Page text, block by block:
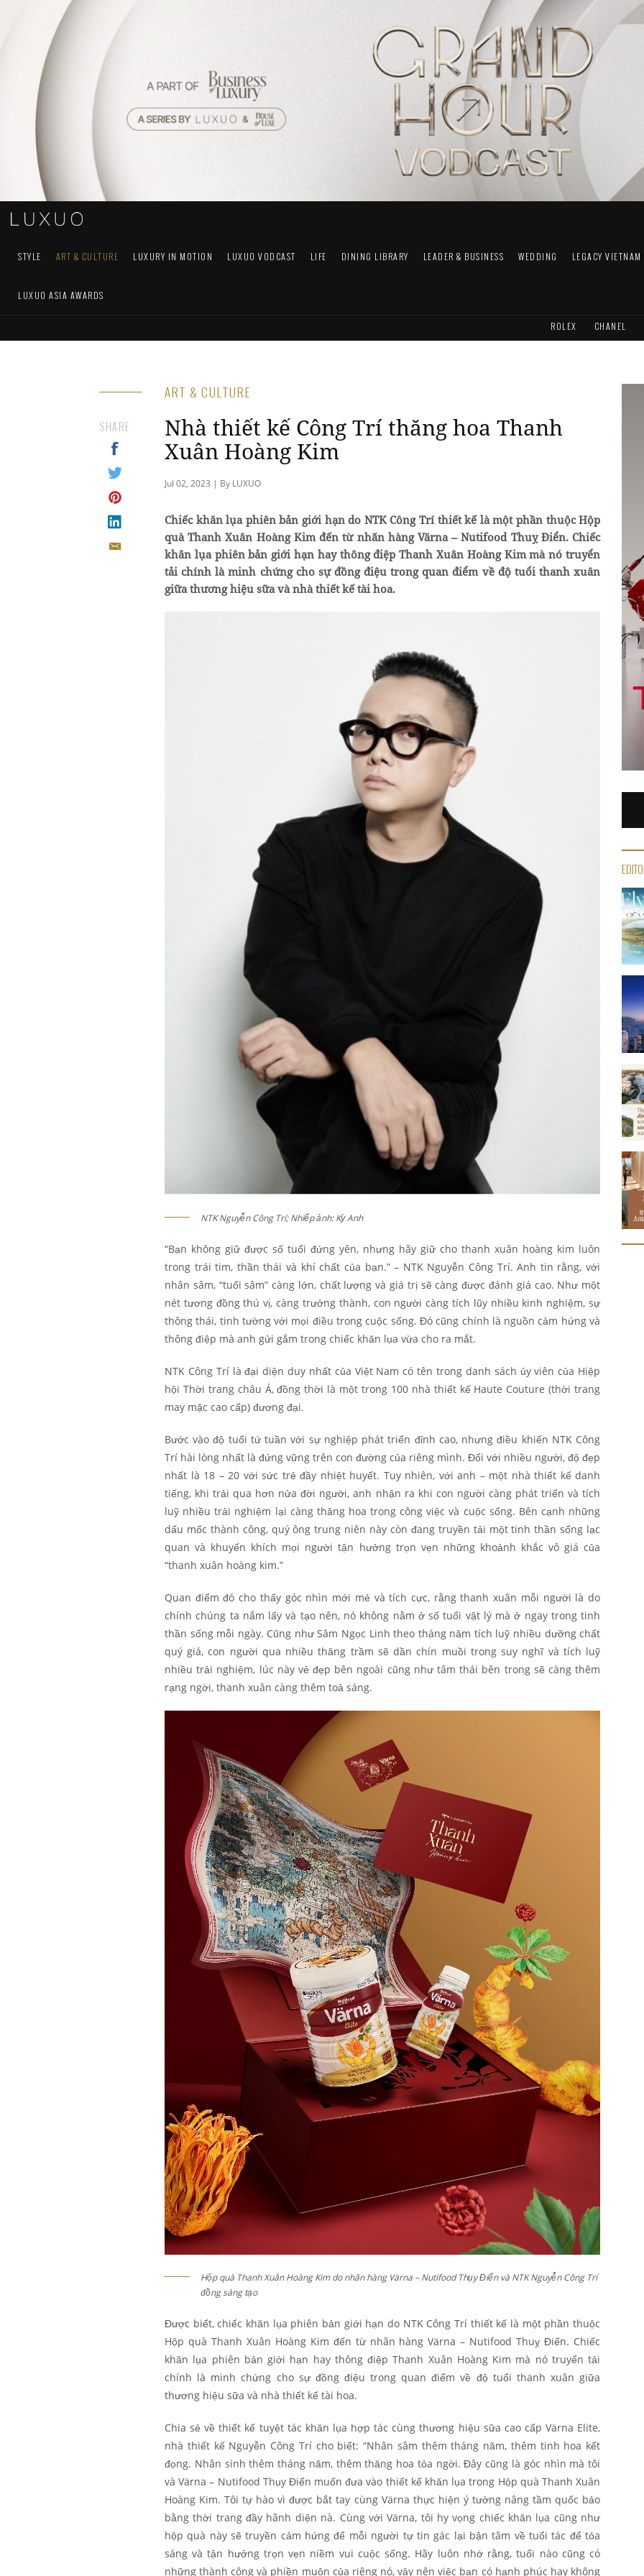
STYLE ART & CULTURE LUXURY IN MOTION LUXUO VODCAST LIFE DINING LIBRARY LEADER & BUSINESS WEDDING LEGACY VIETNAM
LUXUO ASIA AWARDS
ROLEX CHANEL
ART & CULTURE
Nhà thiết kế Công Trí thăng hoa Thanh
Xuân Hoàng Kim
Jul 02, 2023 | By LUXUO
SHARE
Chiếc khăn lụa phiên bản giới hạn do NTK Công Trí thiết kế là một phần thuộc Hộp
quà Thanh Xuân Hoàng Kim đến từ nhãn hàng Värna – Nutifood Thuỵ Điển. Chiếc
khăn lụa phiên bản giới hạn hay thông điệp Thanh Xuân Hoàng Kim mà nó truyển
tải chính là minh chứng cho sự đồng điệu trong quan điểm về độ tuổi thanh xuân
giữa thương hiệu sữa và nhà thiết kế tài hoa.
NTK Nguyễn Công Trí; Nhiếp ảnh: Kỳ Anh
“Bạn không giữ được số tuổi đứng yên, nhưng hãy giữ cho thanh xuân hoàng kim luôn
trong trái tim, thần thái và khí chất của bạn.” – NTK Nguyễn Công Trí. Anh tin rằng, với
nhân sâm, “tuổi sâm” càng lớn, chất lượng và giá trị sẽ càng được đánh giá cao. Như một
nét tương đồng thú vị, càng trưởng thành, con người càng tích lũy nhiều kinh nghiệm, sự
thông thái, tinh tường với mọi điều trong cuộc sống. Đó cũng chính là nguồn cảm hứng và
thông điệp mà anh gửi gắm trong chiếc khăn lụa vừa cho ra mắt.
NTK Công Trí là đại diện duy nhất của Việt Nam có tên trong danh sách ủy viên của Hiệp
hội Thời trang châu Á, đồng thời là một trong 100 nhà thiết kế Haute Couture (thời trang
may mặc cao cấp) đương đại.
Bước vào độ tuổi tứ tuần với sự nghiệp phát triển đỉnh cao, nhưng điều khiến NTK Công
Trí hài lòng nhất là đứng vững trên con đường của riêng mình. Đối với nhiều người, độ đẹp
nhất là 18 – 20 với sức trẻ đầy nhiệt huyết. Tuy nhiên, với anh – một nhà thiết kế danh
tiếng, khi trải qua hơn nửa đời người, anh nhận ra khi con người càng phát triển và tích
luỹ nhiều trải nghiệm lại càng thăng hoa trong công việc và cuộc sống. Bên cạnh những
dấu mốc thành công, quý ông trung niên này còn đang truyền tải một tinh thần sống lạc
quan và khuyến khích mọi người tận hưởng trọn vẹn những khoảnh khắc vô giá của
“thanh xuân hoàng kim.”
Quan điểm đó cho thấy góc nhìn mới mẻ và tích cực, rằng thanh xuân mỗi người là do
chính chúng ta nắm lấy và tạo nên, nó không nằm ở số tuổi vật lý mà ở ngay trong tinh
thần sống mỗi ngày. Cũng như Sâm Ngọc Linh theo tháng năm tích luỹ nhiều dưỡng chất
quý giá, con người qua nhiều thăng trầm sẽ dần chín muồi trong suy nghĩ và tích luỹ
nhiều trải nghiệm, lúc này vẻ đẹp bên ngoài cũng như tâm thái bên trong sẽ càng thêm
rạng ngời, thanh xuân càng thêm toả sáng.
Hộp quà Thanh Xuân Hoàng Kim do nhãn hàng Värna – Nutifood Thụy Điển và NTK Nguyễn Công Trí
đồng sáng tạo
Được biết, chiếc khăn lụa phiên bản giới hạn do NTK Công Trí thiết kế là một phần thuộc
Hộp quà Thanh Xuân Hoàng Kim đến từ nhãn hàng Värna – Nutifood Thuỵ Điển. Chiếc
khăn lụa phiên bản giới hạn hay thông điệp Thanh Xuân Hoàng Kim mà nó truyển tải
chính là minh chứng cho sự đồng điệu trong quan điểm về độ tuổi thanh xuân giữa
thương hiệu sữa và nhà thiết kế tài hoa.
Chia sẻ về thiết kế tuyệt tác khăn lụa hợp tác cùng thương hiệu sữa cao cấp Värna Elite,
nhà thiết kế Nguyễn Công Trí cho biết: “Nhân sâm thêm tháng năm, thêm tinh hoa kết
đọng. Nhân sinh thêm tháng năm, thêm thăng hoa tỏa ngời. Đây cũng là góc nhìn mà tôi
và Värna – Nutifood Thụy Điển muốn đưa vào thiết kế khăn lụa trong Hộp quà Thanh Xuân
Hoàng Kim. Tôi tự hào vì được bắt tay cùng Värna thực hiện ý tưởng nâng tầm quốc bảo
bằng thời trang đầy hãnh diện nà. Cùng với Värna, tôi hy vọng chiếc khăn lụa cũng như
hộp quà này sẽ truyền cảm hứng để mỗi người tự tin gác lại bận tâm về tuổi tác để tỏa
sáng và tận hưởng trọn vẹn niềm vui cuộc sống. Hãy luôn nhớ rằng, tuổi nào cũng có
những thành công và phiền muộn của riêng nó, vậy nên việc bạn có hạnh phúc hay không